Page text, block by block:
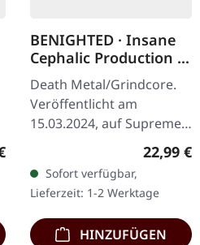
Preis:
BENIGHTED · Insane
Cephalic Production |
DARK GREEN LP
Death Metal/Grindcore.
Veröffentlicht am
15.03.2024, auf Supreme
Dunkelgrünes Vinyl mit
schwerem Cover und
Insert. Limitiert auf 100…
22,99 €
Sofort verfügbar,
Lieferzeit: 1-2 Werktage
HINZUFÜGEN